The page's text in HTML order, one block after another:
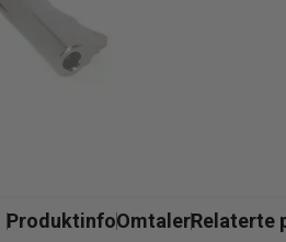
ProduktinfoOmtalerRelaterte